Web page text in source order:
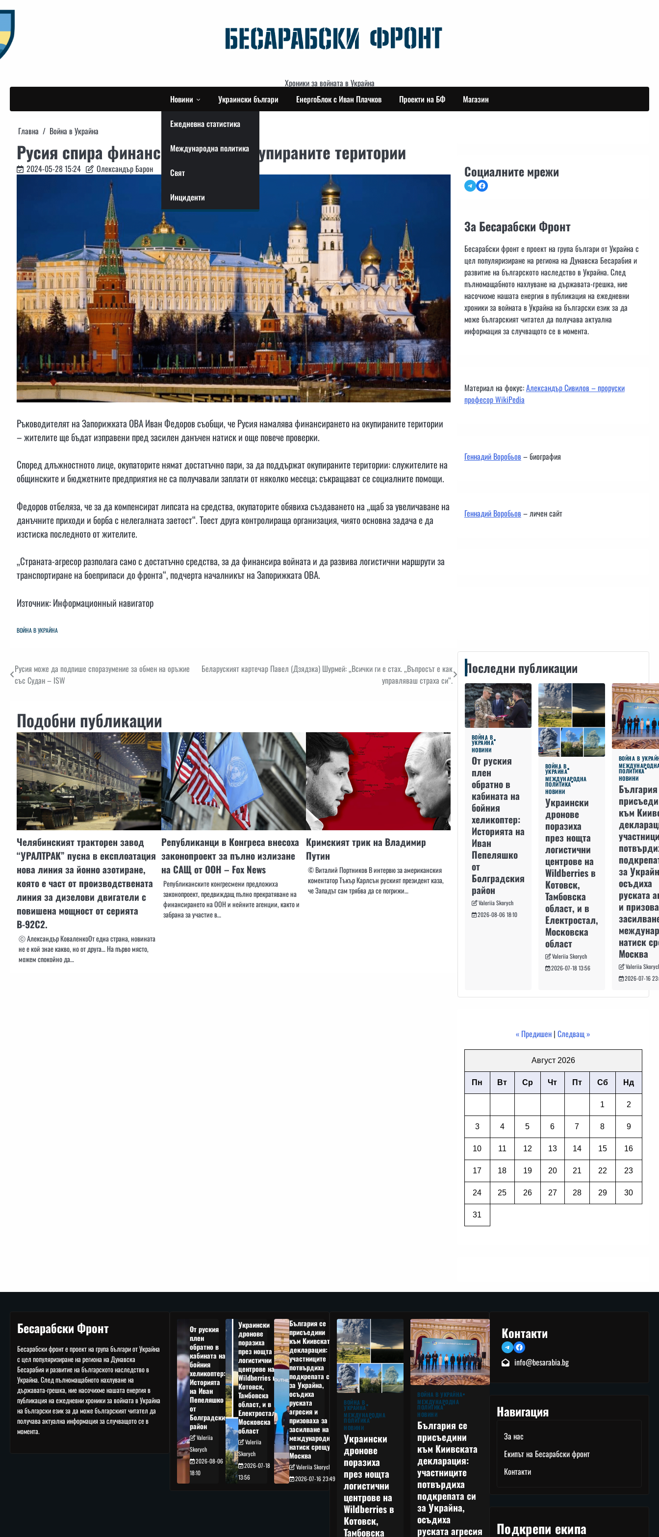
to
content
Хроники за войната в Украйна
Новини
Ежедневна статистика
Международна политика
Свят
Инциденти
Украински българи ЕнергоБлок с Иван Плачков Проекти на БФ Магазин
Главна Война в Украйна
Русия спира финансирането на окупираните територии
2024-05-28 15:24 Олександър Барон
Ръководителят на Запорижката ОВА Иван Федоров съобщи, че Русия намалява финансирането на окупираните територии
– жителите ще бъдат изправени пред засилен данъчен натиск и още повече проверки.
Според длъжностното лице, окупаторите нямат достатъчно пари, за да поддържат окупираните територии: служителите на
общинските и бюджетните предприятия не са получавали заплати от няколко месеца; съкращават се социалните помощи.
Федоров отбеляза, че за да компенсират липсата на средства, окупаторите обявиха създаването на „щаб за увеличаване на
данъчните приходи и борба с нелегалната заетост“. Тоест друга контролираща организация, чиято основна задача е да
изстиска последното от жителите.
„Страната-агресор разполага само с достатъчно средства, за да финансира войната и да развива логистични маршрути за
транспортиране на боеприпаси до фронта“, подчерта началникът на Запорижката ОВА.
Източник: Информационный навигатор
ВОЙНА В УКРАЙНА
Навигация
Русия може да подпише споразумение за обмен на оръжие
със Судан – ISW
Беларуският картечар Павел (Дзядзка) Шурмей: „Всички ги е стах. „Въпросът е как
управляваш страха си“.
Подобни публикации
Челябинският тракторен завод
“УРАЛТРАК” пусна в експлоатация
нова линия за йонно азотиране,
която е част от производствената
линия за дизелови двигатели с
повишена мощност от серията
В-92C2.
ⓒ Александър КоваленкоОт една страна, новината
не е кой знае какво, но от друга… На първо място,
можем спокойно да…
Републиканци в Конгреса внесоха
законопроект за пълно излизане
на САЩ от ООН – Fox News
Републиканските конгресмени предложиха
законопроект, предвиждащ пълно прекратяване на
финансирането на ООН и нейните агенции, както и
забрана за участие в…
Кримският трик на Владимир
Путин
© Виталий Портников В интервю за американския
коментатор Тъкър Карлсън руският президент каза,
че Западът сам трябва да се погрижи…
Социалните мрежи
TelegramFacebook
За Бесарабски Фронт
Бесарабски фронт е проект на група българи от Украйна с
цел популяризиране на региона на Дунавска Бесарабия и
развитие на българското наследство в Украйна. След
пълномащабното нахлуване на държавата-грешка, ние
насочихме нашата енергия в публикация на ежедневни
хроники за войната в Украйна на български език за да
може българският читател да получава актуална
информация за случващото се в момента.
Материал на фокус:Александър Сивилов – проруски
професор WikiPedia
Геннадий Воробьов– биография
Геннадий Воробьов– личен сайт
Последни публикации
ВОЙНА В
УКРАЙНА
НОВИНИ
От руския
плен
обратно в
кабината на
бойния
хеликоптер:
Историята на
Иван
Пепеляшко
от
Болградския
район
Valeriia Skorych
2026-08-06 18:10
ВОЙНА В
УКРАЙНА
МЕЖДУНАРОДНА
ПОЛИТИКА
НОВИНИ
Украински
дронове
поразиха
през нощта
логистични
центрове на
Wildberries в
Котовск,
Тамбовска
област, и в
Електростал,
Московска
област
Valeriia Skorych
2026-07-18 13:56
ВОЙНА В
ПОЛИТИКА
НОВИНИ
към
за
осъдиха
руската
и
натиск
Москва
Valeriia
2026-07-16
« Предишен |Следващ »
Август 2026
Пн Вт Ср Чт Пт Сб Нд
1 2
3 4 5 6 7 8 9
10 11 12 13 14 15 16
17 18 19 20 21 22 23
24 25 26 27 28 29 30
31
Бесарабски Фронт
Бесарабски фронт е проект на група българи от Украйна
с цел популяризиране на региона на Дунавска
Бесарабия и развитие на българското наследство в
Украйна. След пълномащабното нахлуване на
държавата-грешка, ние насочихме нашата енергия в
публикация на ежедневни хроники за войната в Украйна
на български език за да може българският читател да
получава актуална информация за случващото се в
момента.
От руския
плен
обратно в
кабината на
бойния
хеликоптер:
Историята
на Иван
Пепеляшко
от
Болградския
район
Valeriia
Skorych
2026-08-06
18:10
Украински
дронове
поразиха
през нощта
логистични
центрове на
Wildberries в
Котовск,
Тамбовска
област, и в
Електростал,
Московска
област
Valeriia
Skorych
2026-07-18
13:56
България се
присъедини
към Киивската
декларация:
участниците
потвърдиха
подкрепата си
за Украйна,
осъдиха
руската
агресия и
призоваха за
засилване на
международния
натиск срещу
Москва
Valeriia Skorych
2026-07-16 23:49
ВОЙНА В
УКРАЙНА
МЕЖДУНАРОДНА
ПОЛИТИКА
НОВИНИ
Украински
дронове
поразиха
през нощта
логистични
центрове на
Wildberries в
Котовск,
Тамбовска
ВОЙНА В УКРАЙНА
МЕЖДУНАРОДНА
ПОЛИТИКА
НОВИНИ
България се
присъедини
към Киивската
декларация:
участниците
потвърдиха
подкрепата си
за Украйна,
осъдиха
руската агресия
Контакти
TelegramFacebook
info@besarabia.bg
Навигация
За нас
Екипът на Бесарабски фронт
Контакти
Подкрепи екипа